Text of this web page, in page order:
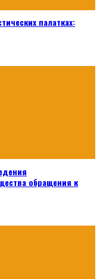
палатках:
обращения к